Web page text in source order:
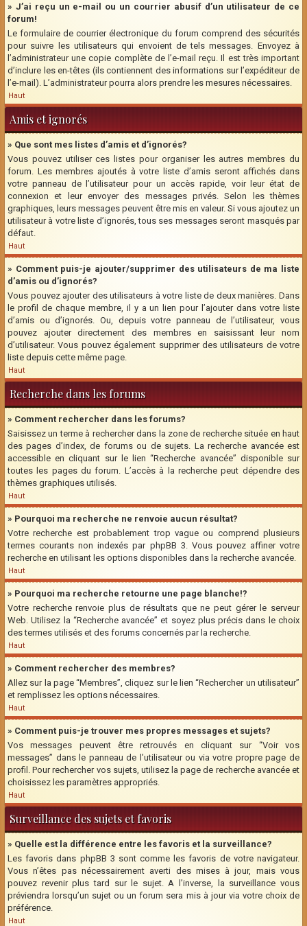
» J’ai reçu un e-mail ou un courrier abusif d’un utilisateur de ce
forum!
Le formulaire de courrier électronique du forum comprend des sécurités
pour suivre les utilisateurs qui envoient de tels messages. Envoyez à
l’administrateur une copie complète de l’e-mail reçu. Il est très important
d’inclure les en-têtes (ils contiennent des informations sur l’expéditeur de
l’e-mail). L’administrateur pourra alors prendre les mesures nécessaires.
Haut
Amis et ignorés
» Que sont mes listes d’amis et d’ignorés?
Vous pouvez utiliser ces listes pour organiser les autres membres du
forum. Les membres ajoutés à votre liste d’amis seront affichés dans
votre panneau de l’utilisateur pour un accès rapide, voir leur état de
connexion et leur envoyer des messages privés. Selon les thèmes
graphiques, leurs messages peuvent être mis en valeur. Si vous ajoutez un
utilisateur à votre liste d’ignorés, tous ses messages seront masqués par
défaut.
Haut
» Comment puis-je ajouter/supprimer des utilisateurs de ma liste
d’amis ou d’ignorés?
Vous pouvez ajouter des utilisateurs à votre liste de deux manières. Dans
le profil de chaque membre, il y a un lien pour l’ajouter dans votre liste
d’amis ou d’ignorés. Ou, depuis votre panneau de l’utilisateur, vous
pouvez ajouter directement des membres en saisissant leur nom
d’utilisateur. Vous pouvez également supprimer des utilisateurs de votre
liste depuis cette même page.
Haut
Recherche dans les forums
» Comment rechercher dans les forums?
Saisissez un terme à rechercher dans la zone de recherche située en haut
des pages d’index, de forums ou de sujets. La recherche avancée est
accessible en cliquant sur le lien “Recherche avancée” disponible sur
toutes les pages du forum. L’accès à la recherche peut dépendre des
thèmes graphiques utilisés.
Haut
» Pourquoi ma recherche ne renvoie aucun résultat?
Votre recherche est probablement trop vague ou comprend plusieurs
termes courants non indexés par phpBB 3. Vous pouvez affiner votre
recherche en utilisant les options disponibles dans la recherche avancée.
Haut
» Pourquoi ma recherche retourne une page blanche!?
Votre recherche renvoie plus de résultats que ne peut gérer le serveur
Web. Utilisez la “Recherche avancée” et soyez plus précis dans le choix
des termes utilisés et des forums concernés par la recherche.
Haut
» Comment rechercher des membres?
Allez sur la page “Membres”, cliquez sur le lien “Rechercher un utilisateur”
et remplissez les options nécessaires.
Haut
» Comment puis-je trouver mes propres messages et sujets?
Vos messages peuvent être retrouvés en cliquant sur “Voir vos
messages” dans le panneau de l’utilisateur ou via votre propre page de
profil. Pour rechercher vos sujets, utilisez la page de recherche avancée et
choisissez les paramètres appropriés.
Haut
Surveillance des sujets et favoris
» Quelle est la différence entre les favoris et la surveillance?
Les favoris dans phpBB 3 sont comme les favoris de votre navigateur.
Vous n’êtes pas nécessairement averti des mises à jour, mais vous
pouvez revenir plus tard sur le sujet. A l’inverse, la surveillance vous
préviendra lorsqu’un sujet ou un forum sera mis à jour via votre choix de
préférence.
Haut